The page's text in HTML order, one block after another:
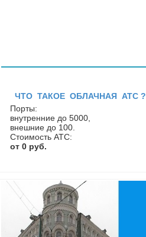
ЧТО ТАКОЕ ОБЛАЧНАЯ АТС ?
Порты:
внутренние до 5000,
внешние до 100.
Стоимость АТС:
от 0 руб.